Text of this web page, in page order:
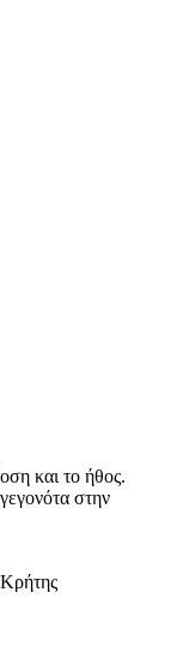
και το ήθος.
στην